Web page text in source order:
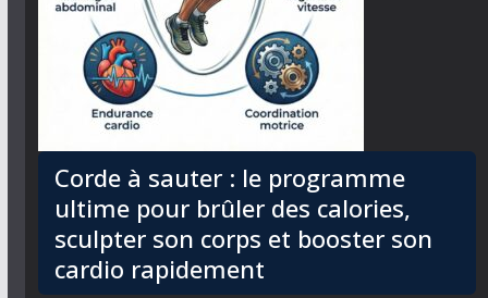
Corde à sauter : le programme
ultime pour brûler des calories,
sculpter son corps et booster son
cardio rapidement